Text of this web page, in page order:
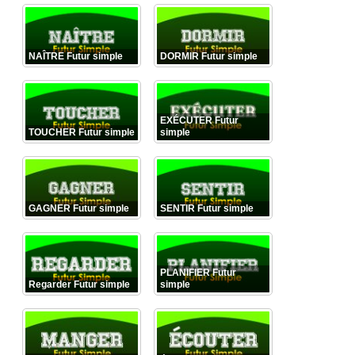
NAÎTRE Futur simple DORMIR Futur simple
TOUCHER Futur simple
EXÉCUTER Futur
simple
GAGNER Futur simple SENTIR Futur simple
Regarder Futur simple
PLANIFIER Futur
simple